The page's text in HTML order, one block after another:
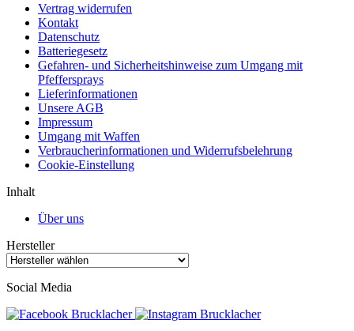
Vertrag widerrufen
Kontakt
Datenschutz
Batteriegesetz
Gefahren- und Sicherheitshinweise zum Umgang mit
Pfeffersprays
Lieferinformationen
Unsere AGB
Impressum
Umgang mit Waffen
Verbraucherinformationen und Widerrufsbelehrung
Cookie-Einstellung
Inhalt
Über uns
Hersteller
Social Media